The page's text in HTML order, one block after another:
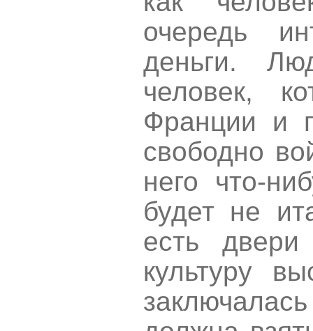
очередь
деньги.
человек,
Франции и
свободно
него что-
будет не
есть
культуру